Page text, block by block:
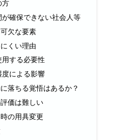
方
が確保できない社会人等
欠な要素
くい理由
用する必要性
度による影響
落ちる覚悟はあるか？
価は難しい
の用具変更